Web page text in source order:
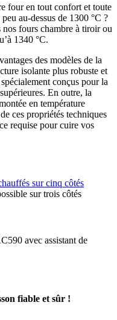
four en tout confort et toute
au-dessus de 1300 °C ?
fours chambre à tiroir ou
1340 °C.
des modèles de la
isolante plus robuste et
conçus pour la
En outre, la
en température
ces propriétés techniques
requise pour cuire vos
sur cinq côtés
sur trois côtés
avec assistant de
fiable et sûr !